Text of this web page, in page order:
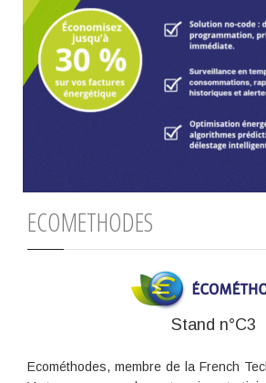
ECOMETHODES
Stand n°C3
Ecométhodes, membre de la French